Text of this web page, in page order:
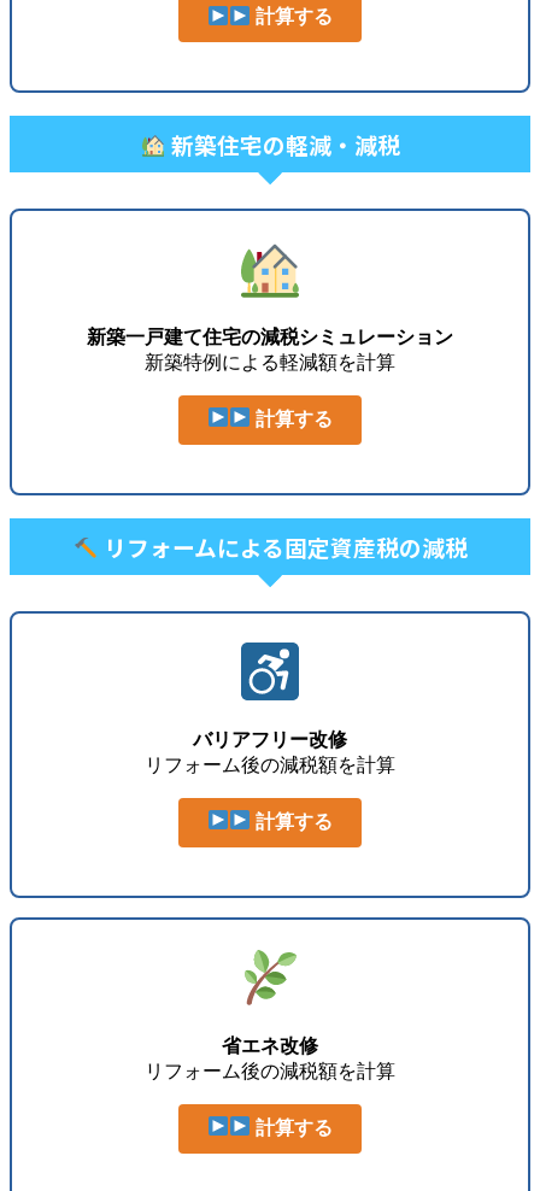
計算する
新築住宅の軽減・減税
新築一戸建て住宅の減税シミュレーション
新築特例による軽減額を計算
計算する
リフォームによる固定資産税の減税
バリアフリー改修
リフォーム後の減税額を計算
計算する
省エネ改修
リフォーム後の減税額を計算
計算する